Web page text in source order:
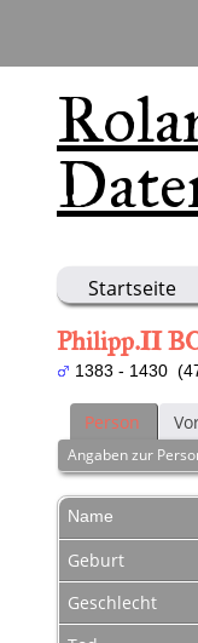
Startseite
Philipp.II
1383 - 1430
Person
Angaben zur
Name
Geburt
Geschlecht